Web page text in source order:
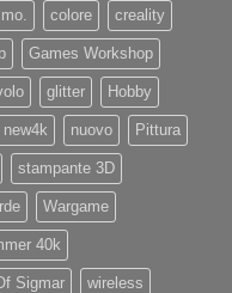
colore creality
Games Workshop
glitter Hobby
new4k nuovo Pittura
stampante 3D
Wargame
40k
Sigmar wireless